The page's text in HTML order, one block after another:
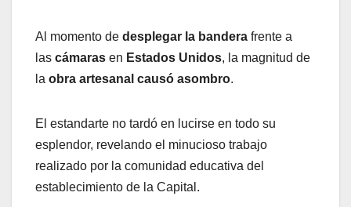
Al momento de desplegar la bandera frente a
las cámaras en Estados Unidos, la magnitud de
la obra artesanal causó asombro.
El estandarte no tardó en lucirse en todo su
esplendor, revelando el minucioso trabajo
realizado por la comunidad educativa del
establecimiento de la Capital.